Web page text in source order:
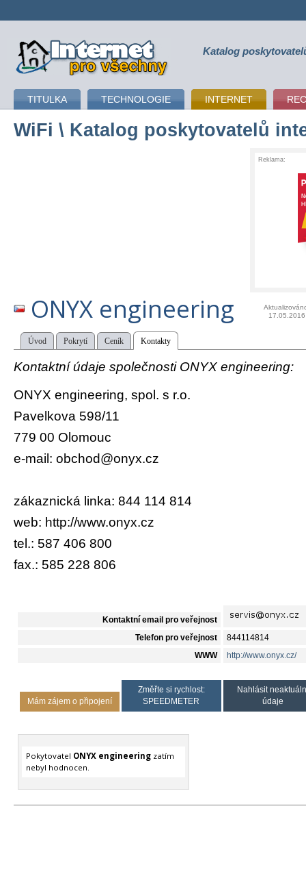
připojení k internetu Katalog
TITULKA TECHNOLOGIE INTERNET
WiFi \ Katalog poskytovatelů
Reklama:
ONYX engineering
17.05.2016
Úvod Pokrytí Ceník Kontakty
Kontaktní údaje společnosti ONYX engineering:
ONYX engineering, spol. s r.o.
Pavelkova 598/11
779 00 Olomouc
e-mail: obchod@onyx.cz
zákaznická linka: 844 114 814
web: http://www.onyx.cz
tel.: 587 406 800
fax.: 585 228 806
Kontaktní email pro veřejnost
Telefon pro veřejnost 844114814
WWW http://www.onyx.cz/
Mám zájem o připojení
Změřte si rychlost:
SPEEDMETER
Nahlásit
údaje
Pokytovatel ONYX engineeringzatím
nebyl hodnocen.